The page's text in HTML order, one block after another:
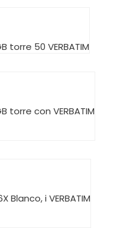
torre 50 VERBATIM
torre con VERBATIM
Blanco, i VERBATIM